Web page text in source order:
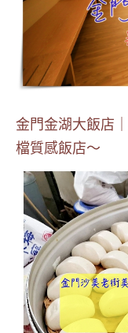
金門金湖大飯店
檔質感飯店～